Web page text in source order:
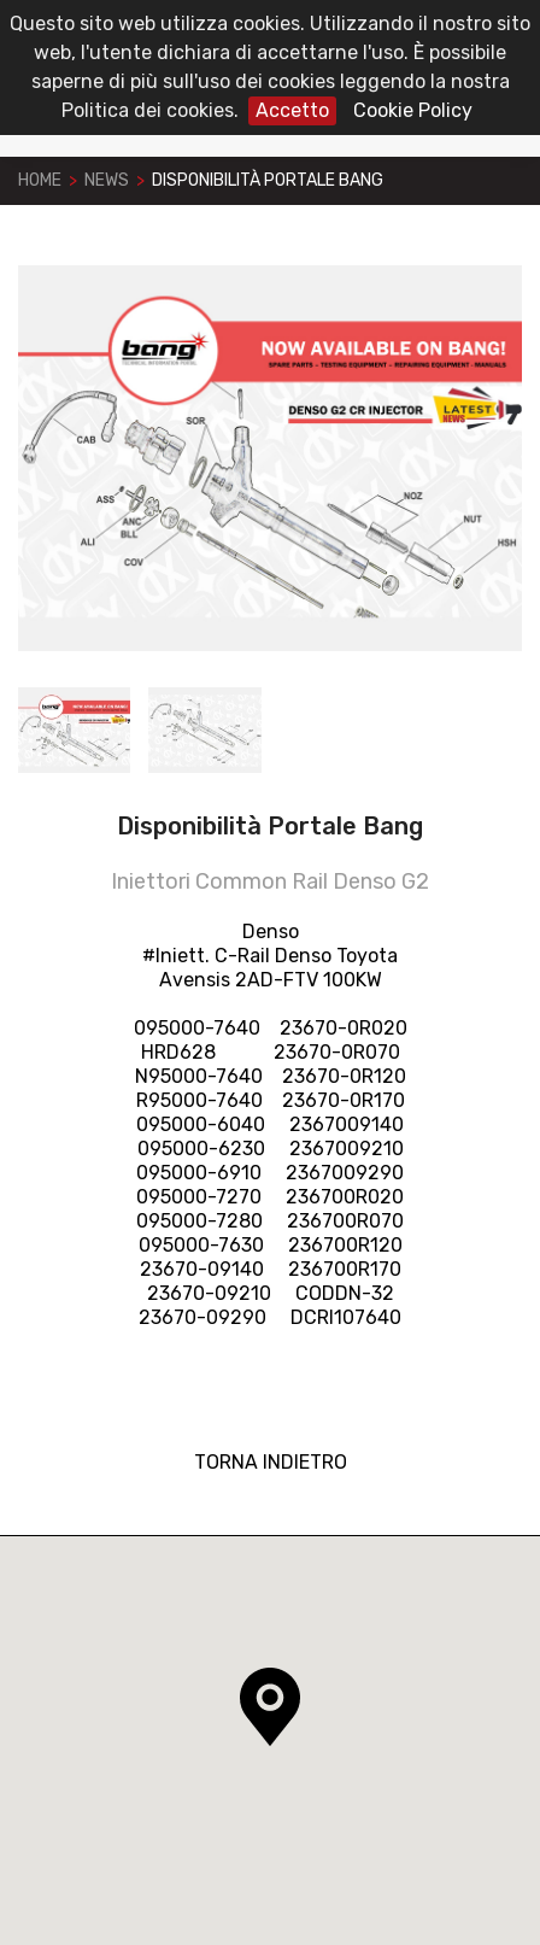
Questo sito web utilizza cookies. Utilizzando il nostro sito
web, l'utente dichiara di accettarne l'uso. È possibile
saperne di più sull'uso dei cookies leggendo la nostra
Politica dei cookies.
Accetto Cookie Policy
Area Riservata
HOME > NEWS > DISPONIBILITÀ PORTALE BANG
Disponibilità Portale Bang
Iniettori Common Rail Denso G2
Denso
#Iniett. C-Rail Denso Toyota
Avensis 2AD-FTV 100KW
095000-7640 23670-0R020
HRD628 23670-0R070
N95000-7640 23670-0R120
R95000-7640 23670-0R170
095000-6040 2367009140
095000-6230 2367009210
095000-6910 2367009290
095000-7270 236700R020
095000-7280 236700R070
095000-7630 236700R120
23670-09140 236700R170
23670-09210 CODDN-32
23670-09290 DCRI107640
TORNA INDIETRO